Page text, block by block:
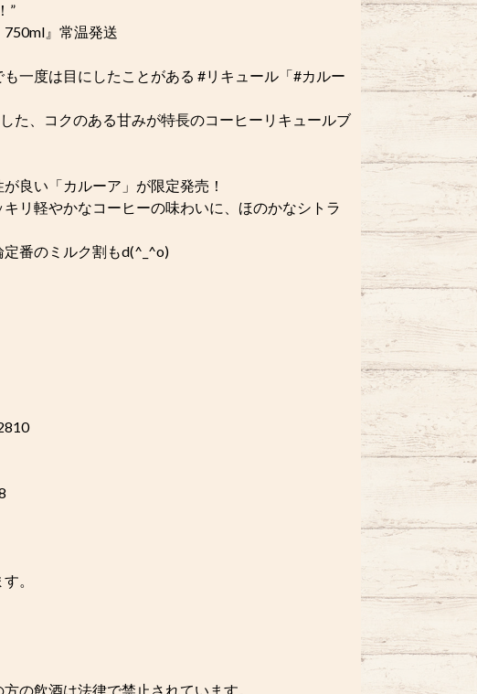
”
』常温発送
一度は目にしたことがある #リキュール「#カルー
た、コクのある甘みが特長のコーヒーリキュールブ
良い「カルーア」が限定発売！
リ軽やかなコーヒーの味わいに、ほのかなシトラ
番のミルク割もd(^_^o)
。
の飲酒は法律で禁止されています。